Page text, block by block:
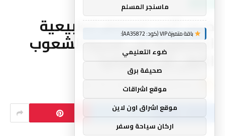
كيف أثرت المناظر الطبيعية
المتطورة على هجرة الشعوب
الأولى إلى أستراليا
لا توجد تعليقات
ماسنجر المسلم
باقة متميزة VIP (كود: AA35872):
ضوء التعليمي
صحيفة برق
موقع اشراقات
موقع اشراق اون لاين
اركان سياحة وسفر